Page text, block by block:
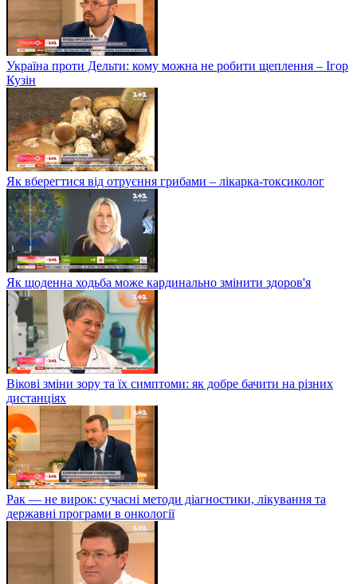
Україна проти Дельти: кому можна не робити щеплення – Ігор
Кузін
Як вберегтися від отруєння грибами – лікарка-токсиколог
Як щоденна ходьба може кардинально змінити здоров'я
Вікові зміни зору та їх симптоми: як добре бачити на різних
дистанціях
Рак — не вирок: сучасні методи діагностики, лікування та
державні програми в онкології